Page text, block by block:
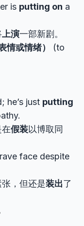
is putting on a
上演一部新剧。
情或情绪）
(to
he’s just putting
假装以博取同
face despite
，但还是装出了